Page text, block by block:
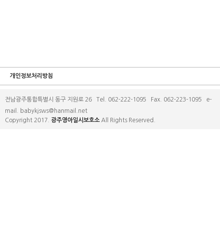
개인정보처리방침
전남광주통합특별시 동구 지원로 26 Tel. 062-222-1095 Fax. 062-223-1095 e-
mail. babykjsws@hanmail.net
Copyright 2017. 광주영아일시보호소 All Rights Reserved.